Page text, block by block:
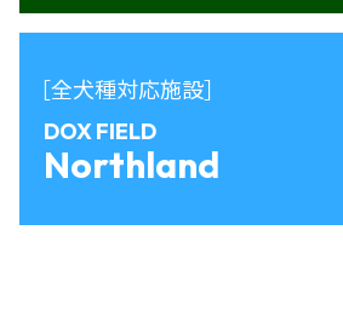
［全犬種対応施設］
DOX FIELD
Northland